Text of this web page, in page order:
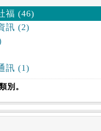
福 (46)
訊 (2)
訊 (1)
別。